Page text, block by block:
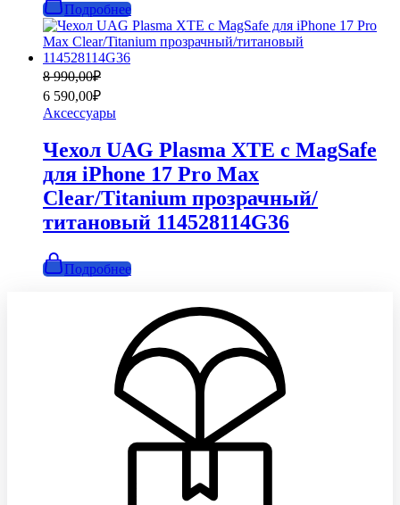
Подробнее
8 990,00₽
Первоначальная
цена
составляла
8
990,00₽.
6 590,00₽
Текущая
цена:
6
590,00₽.
Аксессуары
Чехол UAG Plasma XTE с MagSafe
для iPhone 17 Pro Max
Clear/Titanium прозрачный/
титановый 114528114G36
Подробнее